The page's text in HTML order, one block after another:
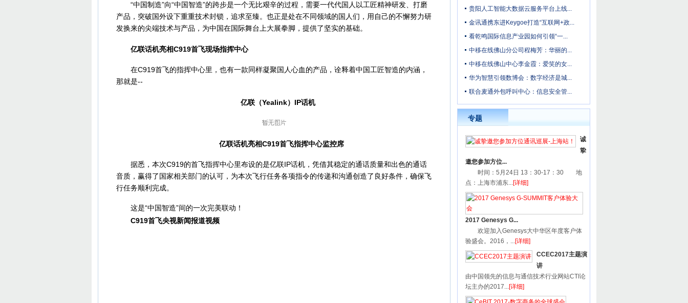
“中国制造”向“中国智造”的跨步是一个无比艰辛的过程，需要一代代国人以工匠精神研发、打磨
产品，突破国外设下重重技术封锁，追求至臻。也正是处在不同领域的国人们，用自己的不懈努力研
发换来的尖端技术与产品，为中国在国际舞台上大展拳脚，提供了坚实的基础。
亿联话机亮相C919首飞现场指挥中心
在C919首飞的指挥中心里，也有一款同样凝聚国人心血的产品，诠释着中国工匠智造的内涵，
那就是--
亿联（Yealink）IP话机
亿联话机亮相C919首飞指挥中心监控席
据悉，本次C919的首飞指挥中心里布设的是亿联IP话机，凭借其稳定的通话质量和出色的通话
音质，赢得了国家相关部门的认可，为本次飞行任务各项指令的传递和沟通创造了良好条件，确保飞
行任务顺利完成。
这是“中国智造”间的一次完美联动！
C919首飞央视新闻报道视频
贵阳人工智能大数据云服务平台上线...
金讯通携东进Keygoe打造“互联网+政...
看乾鸣国际信息产业园如何引领“一...
中移在线佛山分公司程梅芳：华丽的...
中移在线佛山中心李金霞：爱笑的女...
华为智慧引领数博会：数字经济是城...
联合麦通外包呼叫中心：信息安全管...
专题
诚
挚
邀您参加方位...
时间：5月24日 13：30-17：30 地
点：上海市浦东...[详细]
2017 Genesys G...
欢迎加入Genesys大中华区年度客户体
验盛会。2016，...[详细]
CCEC2017主题演
讲
由中国领先的信息与通信技术行业网站CTI论
坛主办的2017...[详细]